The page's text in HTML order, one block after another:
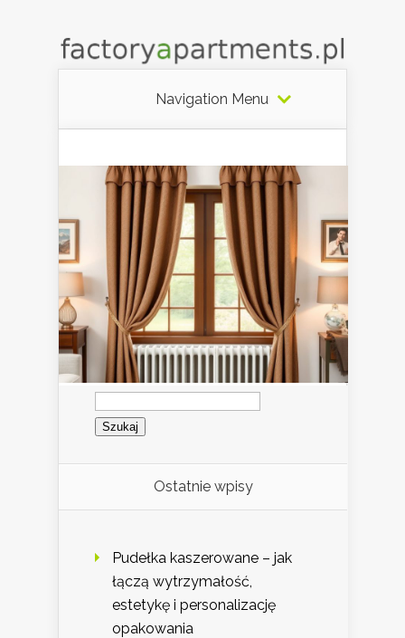
Navigation Menu
Szukaj:
Ostatnie wpisy
Pudełka kaszerowane – jak
łączą wytrzymałość,
estetykę i personalizację
opakowania